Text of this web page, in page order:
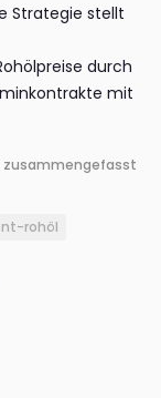
Strategie stellt
durch
mit
zusammengefasst
rohöl